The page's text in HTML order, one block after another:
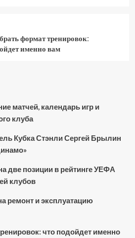
формат тренировок:
именно вам
матчей, календарь игр и
клуба
Кубка Стэнли Сергей Брылин
две позиции в рейтинге УЕФА
клубов
ремонт и эксплуатацию
что подойдет именно